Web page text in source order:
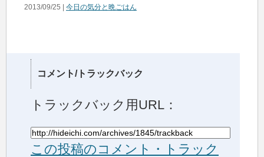
2013/09/25 | 今日の気分と晩ごはん
コメント/トラックバック
トラックバック用URL：
この投稿のコメント・トラック